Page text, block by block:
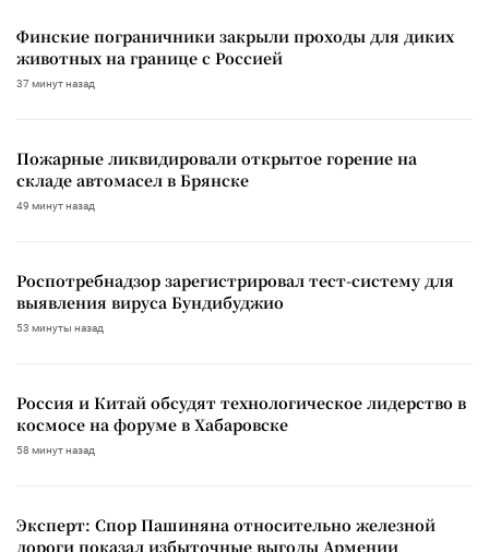
Финские пограничники закрыли проходы для диких
животных на границе с Россией
37 минут назад
Пожарные ликвидировали открытое горение на
складе автомасел в Брянске
49 минут назад
Роспотребнадзор зарегистрировал тест-систему для
выявления вируса Бундибуджио
53 минуты назад
Россия и Китай обсудят технологическое лидерство в
космосе на форуме в Хабаровске
58 минут назад
Эксперт: Спор Пашиняна относительно железной
дороги показал избыточные выгоды Армении